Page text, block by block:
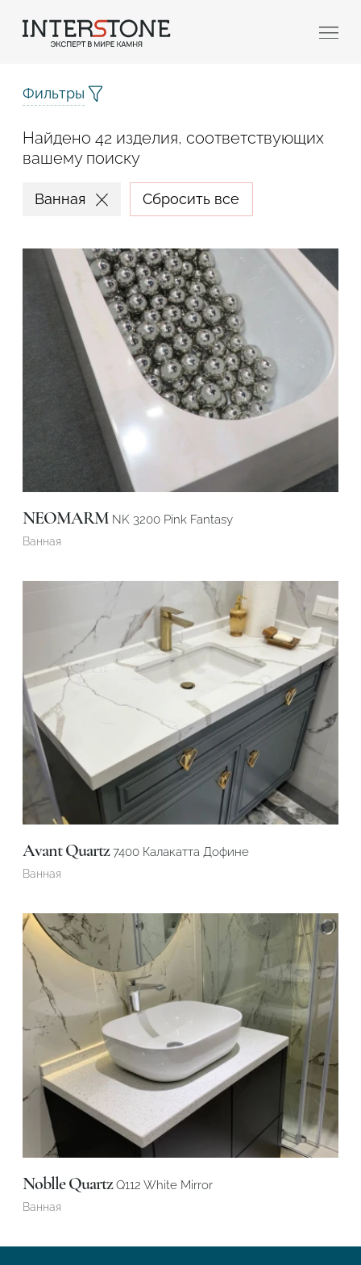
Фильтры
Найдено 42 изделия, соответствующих
вашему поиску
Ванная Сбросить все
NEOMARM NK 3200 Pink Fantasy
Ванная
Avant Quartz7400 Калакатта Дофине
Ванная
Noblle QuartzQ112 White Mirror
Ванная
Обработчик Дизайнер
Подтвердите, что вы не робот
ОТПРАВИТЬ ЗАЯВКУ
Подтвердите, что вы не робот
ОТПРАВИТЬ ПРОЕКТ
Подтвердите, что вы не робот